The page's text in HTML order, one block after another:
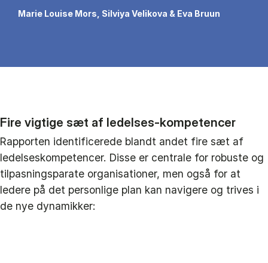
Marie Louise Mors, Silviya Velikova & Eva Bruun
Fire vigtige sæt af ledelses-kompetencer
Rapporten identificerede blandt andet fire sæt af
ledelseskompetencer. Disse er centrale for robuste og
tilpasningsparate organisationer, men også for at
ledere på det personlige plan kan navigere og trives i
de nye dynamikker: